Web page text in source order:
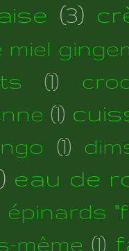
(3)
miel
(1)
(1)
(1)
eau de
épinards
même (1)